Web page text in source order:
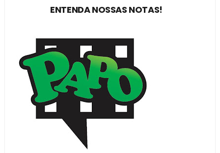
ENTENDA NOSSAS NOTAS!